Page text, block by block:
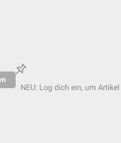
NEU: Log dich ein, um